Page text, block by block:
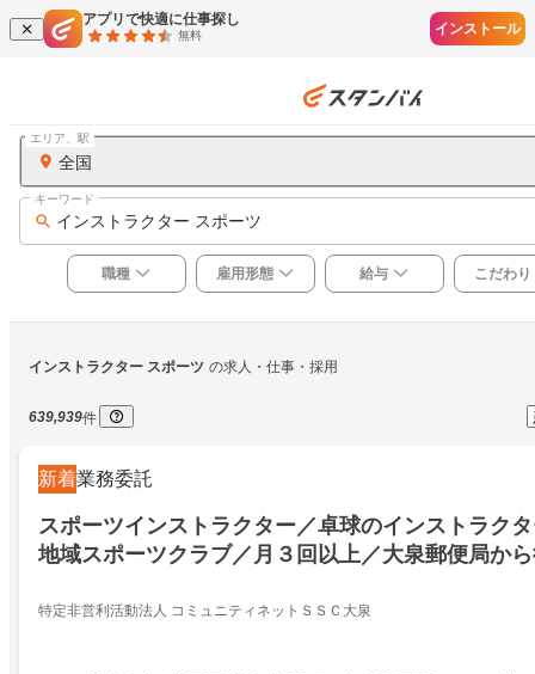
アプリで快適に仕事探し
無料 インストール
全国
エリア、駅
インストラクター スポーツ
キーワード
職種 雇用形態 給与 こだわり
インストラクター スポーツ の求人・仕事・採用
639,939件
新着業務委託
スポーツインストラクター／卓球のインストラク
地域スポーツクラブ／月３回以上／大泉郵便局か
特定非営利活動法人 コミュニティネットＳＳＣ大泉